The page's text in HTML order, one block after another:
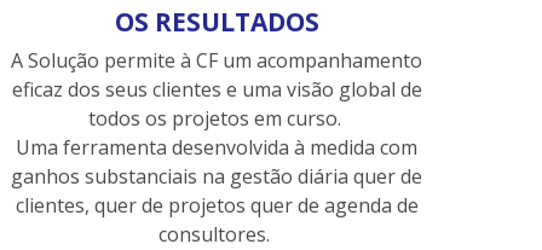
OS RESULTADOS
A Solução permite à CF um acompanhamento
eficaz dos seus clientes e uma visão global de
todos os projetos em curso.
Uma ferramenta desenvolvida à medida com
ganhos substanciais na gestão diária quer de
clientes, quer de projetos quer de agenda de
consultores.